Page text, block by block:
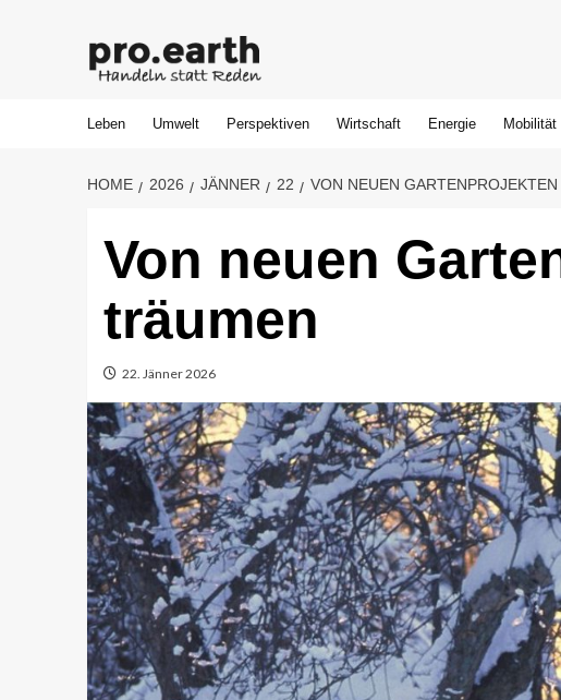
Leben Umwelt Perspektiven Wirtschaft Energie Mobilität
HOME 2026 JÄNNER 22 VON NEUEN
Von neuen
träumen
22. Jänner 2026